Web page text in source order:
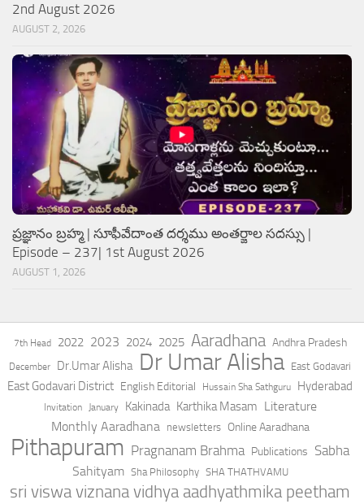
2nd August 2026
AUGUST 2, 2026
ప్రజ్ఞానం బ్రహ్మ | సూఫీవేదాంత దర్శము అంతర్జాల సదస్సు |
Episode – 237| 1st August 2026
AUGUST 1, 2026
7th Head 2022 2023 2024 2025 Aaradhana Andhra Pradesh
December Dr.Umar Alisha Dr Umar Alisha East Godavari
East Godavari District English Editorial Hussain Sha Sathguru Hyderabad
Invitation January Kakinada Karthika Masam Literature
Monthly Aaradhana
newsletters Online Aaradhana
Pithapuram Pragnanam Brahma Publications Sabha
Sahityam Sha Philosophy SHA THATHVAMU
sri viswa viznana vidhya aadhyathmika peetham